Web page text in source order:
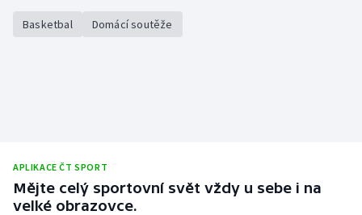
Ostatní
Basketbal Domácí soutěže
APLIKACE ČT SPORT
Mějte celý sportovní svět vždy u sebe i na
velké obrazovce.